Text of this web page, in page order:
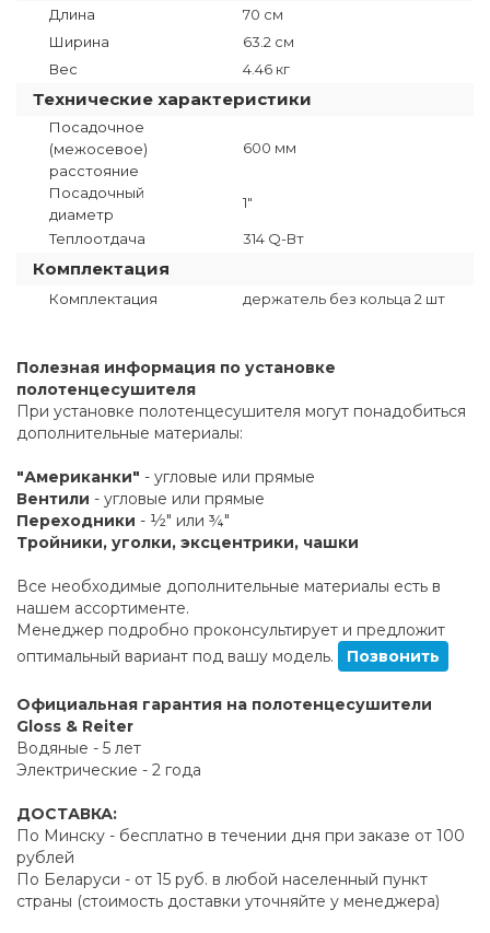
Длина
70 см
Ширина
63.2 см
Вес
4.46 кг
Технические характеристики
Посадочное
(межосевое)
расстояние
600 мм
Посадочный
диаметр
1"
Теплоотдача 314 Q-Вт
Комплектация
Комплектация держатель без кольца 2 шт
Полезная информация по установке
полотенцесушителя
При установке полотенцесушителя могут понадобиться
дополнительные материалы:
"Американки" - угловые или прямые
Вентили - угловые или прямые
Переходники - ½" или ¾"
Тройники, уголки, эксцентрики, чашки
Все необходимые дополнительные материалы есть в
нашем ассортименте.
Менеджер подробно проконсультирует и предложит
оптимальный вариант под вашу модель.
Позвонить
Официальная гарантия на полотенцесушители
Gloss & Reiter
Водяные - 5 лет
Электрические - 2 года
ДОСТАВКА:
По Минску - бесплатно в течении дня при заказе от 100
рублей
По Беларуси - от 15 руб. в любой населенный пункт
страны (стоимость доставки уточняйте у менеджера)